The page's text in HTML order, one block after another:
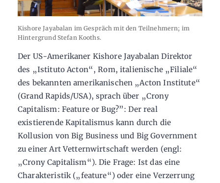
Kishore Jayabalan im Gespräch mit den Teilnehmern; im
Hintergrund Stefan Kooths.
Der US-Amerikaner Kishore Jayabalan Direktor
des „Istituto Acton“, Rom, italienische „Filiale“
des bekannten amerikanischen „Acton Institute“
(Grand Rapids/USA), sprach über „Crony
Capitalism: Feature or Bug?”: Der real
existierende Kapitalismus kann durch die
Kollusion von Big Business und Big Government
zu einer Art Vetternwirtschaft werden (engl:
„Crony Capitalism“). Die Frage: Ist das eine
Charakteristik („feature“) oder eine Verzerrung